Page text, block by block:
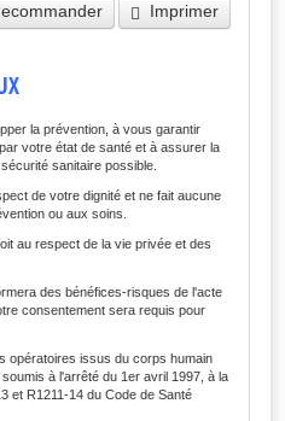
Imprimer
la prévention, à vous garantir
votre état de santé et à assurer la
sanitaire possible.
de votre dignité et ne fait aucune
ou aux soins.
au respect de la vie privée et des
des bénéfices-risques de l'acte
consentement sera requis pour
opératoires issus du corps humain
à l'arrêté du 1er avril 1997, à la
et R1211-14 du Code de Santé